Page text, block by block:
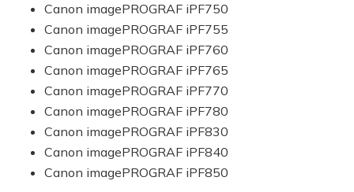
Canon imagePROGRAF iPF750
Canon imagePROGRAF iPF755
Canon imagePROGRAF iPF760
Canon imagePROGRAF iPF765
Canon imagePROGRAF iPF770
Canon imagePROGRAF iPF780
Canon imagePROGRAF iPF830
Canon imagePROGRAF iPF840
Canon imagePROGRAF iPF850